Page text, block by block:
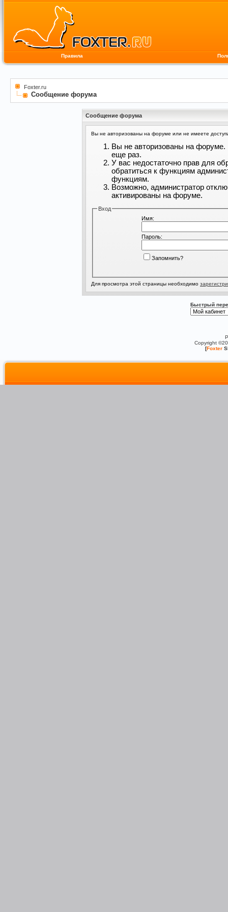
Правила
Foxter.ru
Сообщение форума
Сообщение форума
Вы не авторизованы на форуме или не имеете
Вы не авторизованы на форуме.
еще раз.
У вас недостаточно прав для
обратиться к функциям
функциям.
Возможно, администратор
активированы на форуме.
Вход
Имя:
Пароль:
Запомнить?
Для просмотра этой страницы необходимо
Быстрый
Copyright
[Foxter